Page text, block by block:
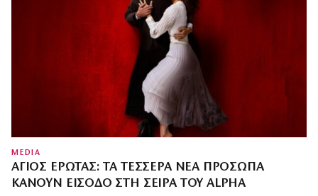
MEDIA
ΆΓΙΟΣ ΈΡΩΤΑΣ: ΤΑ ΤΈΣΣΕΡΑ ΝΈΑ ΠΡΌΣΩΠΑ
ΚΆΝΟΥΝ ΕΊΣΟΔΟ ΣΤΗ ΣΕΙΡΆ ΤΟΥ ALPHA